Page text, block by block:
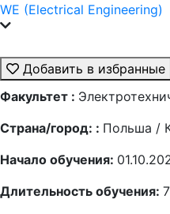
WE (Electrical Engineering)
Добавить в избранные
Факультет :
Страна/город: : Польша /
Начало обучения:
Длительность обучения: 7